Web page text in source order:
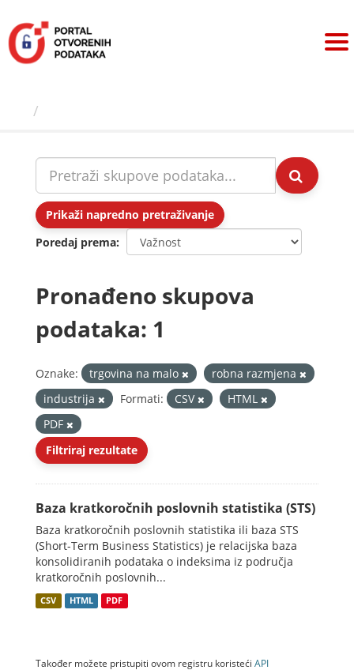
sadržaj
Prikaži napredno pretraživanje
Poredaj prema
Pronađeno skupova
podataka: 1
Oznake: trgovina na malo
robna razmjena
industrija
Formati: CSV
HTML
PDF
Filtriraj rezultate
Baza kratkoročnih poslovnih statistika (STS)
Baza kratkoročnih poslovnih statistika ili baza STS
(Short-Term Business Statistics) je relacijska baza
konsolidiranih podataka o indeksima iz područja
kratkoročnih poslovnih...
CSV HTML PDF
Također možete pristupiti ovom registru koristeći API